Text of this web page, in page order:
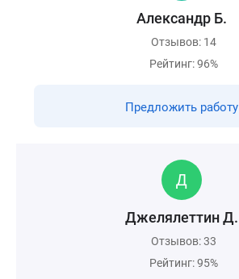
Александр Б.
Отзывов: 14
Рейтинг: 96%
Предложить работу
Джелялеттин Д.
Отзывов: 33
Рейтинг: 95%